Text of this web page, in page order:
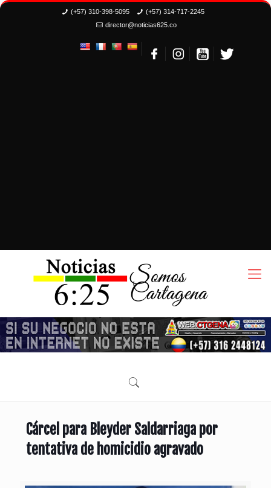
(+57) 310-398-5095
(+57) 314-717-2245
director@noticias625.co
Cárcel para Bleyder Saldarriaga por
tentativa de homicidio agravado